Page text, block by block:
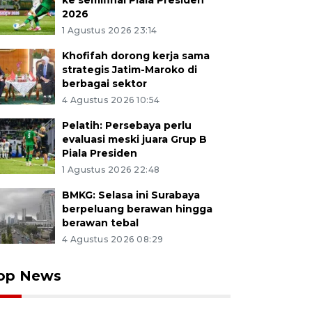
2026
1 Agustus 2026 23:14
Khofifah dorong kerja sama
strategis Jatim-Maroko di
berbagai sektor
4 Agustus 2026 10:54
Pelatih: Persebaya perlu
evaluasi meski juara Grup B
Piala Presiden
1 Agustus 2026 22:48
BMKG: Selasa ini Surabaya
berpeluang berawan hingga
berawan tebal
4 Agustus 2026 08:29
News